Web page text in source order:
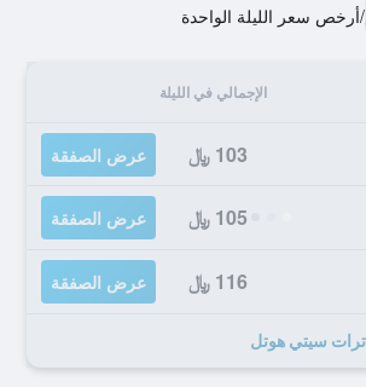
/أرخص سعر الليلة الواحدة
الإجمالي في الليلة
103 ﷼ عرض الصفقة
105 ﷼ عرض الصفقة
116 ﷼ عرض الصفقة